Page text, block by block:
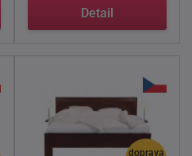
Detail
doprava